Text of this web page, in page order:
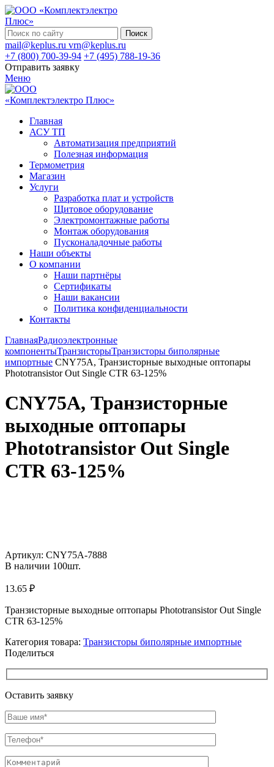
Поиск
mail@keplus.ru vrn@keplus.ru
+7 (800) 700-39-94 +7 (495) 788-19-36
Отправить заявку
Меню
Главная
АСУ ТП
Автоматизация предприятий
Полезная информация
Термометрия
Магазин
Услуги
Разработка плат и устройств
Щитовое оборудование
Электромонтажные работы
Монтаж оборудования
Пусконаладочные работы
Наши объекты
О компании
Наши партнёры
Сертификаты
Наши вакансии
Политика конфиденциальности
Контакты
ГлавнаяРадиоэлектронные
компонентыТранзисторыТранзисторы биполярные
импортные CNY75A, Транзисторные выходные оптопары
Phototransistor Out Single CTR 63-125%
CNY75A, Транзисторные
выходные оптопары
Phototransistor Out Single
CTR 63-125%
Артикул: CNY75A-7888
В наличии 100шт.
13.65 ₽
Транзисторные выходные оптопары Phototransistor Out Single
CTR 63-125%
Категория товара: Транзисторы биполярные импортные
Поделиться
Оставить заявку